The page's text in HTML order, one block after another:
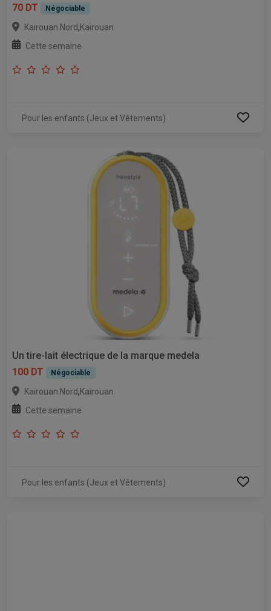
70 DT
Négociable
Kairouan Nord,Kairouan
Cette semaine
Pour les enfants (Jeux et Vêtements)
Un tire-lait électrique de la marque medela
100 DT
Négociable
Kairouan Nord,Kairouan
Cette semaine
Pour les enfants (Jeux et Vêtements)